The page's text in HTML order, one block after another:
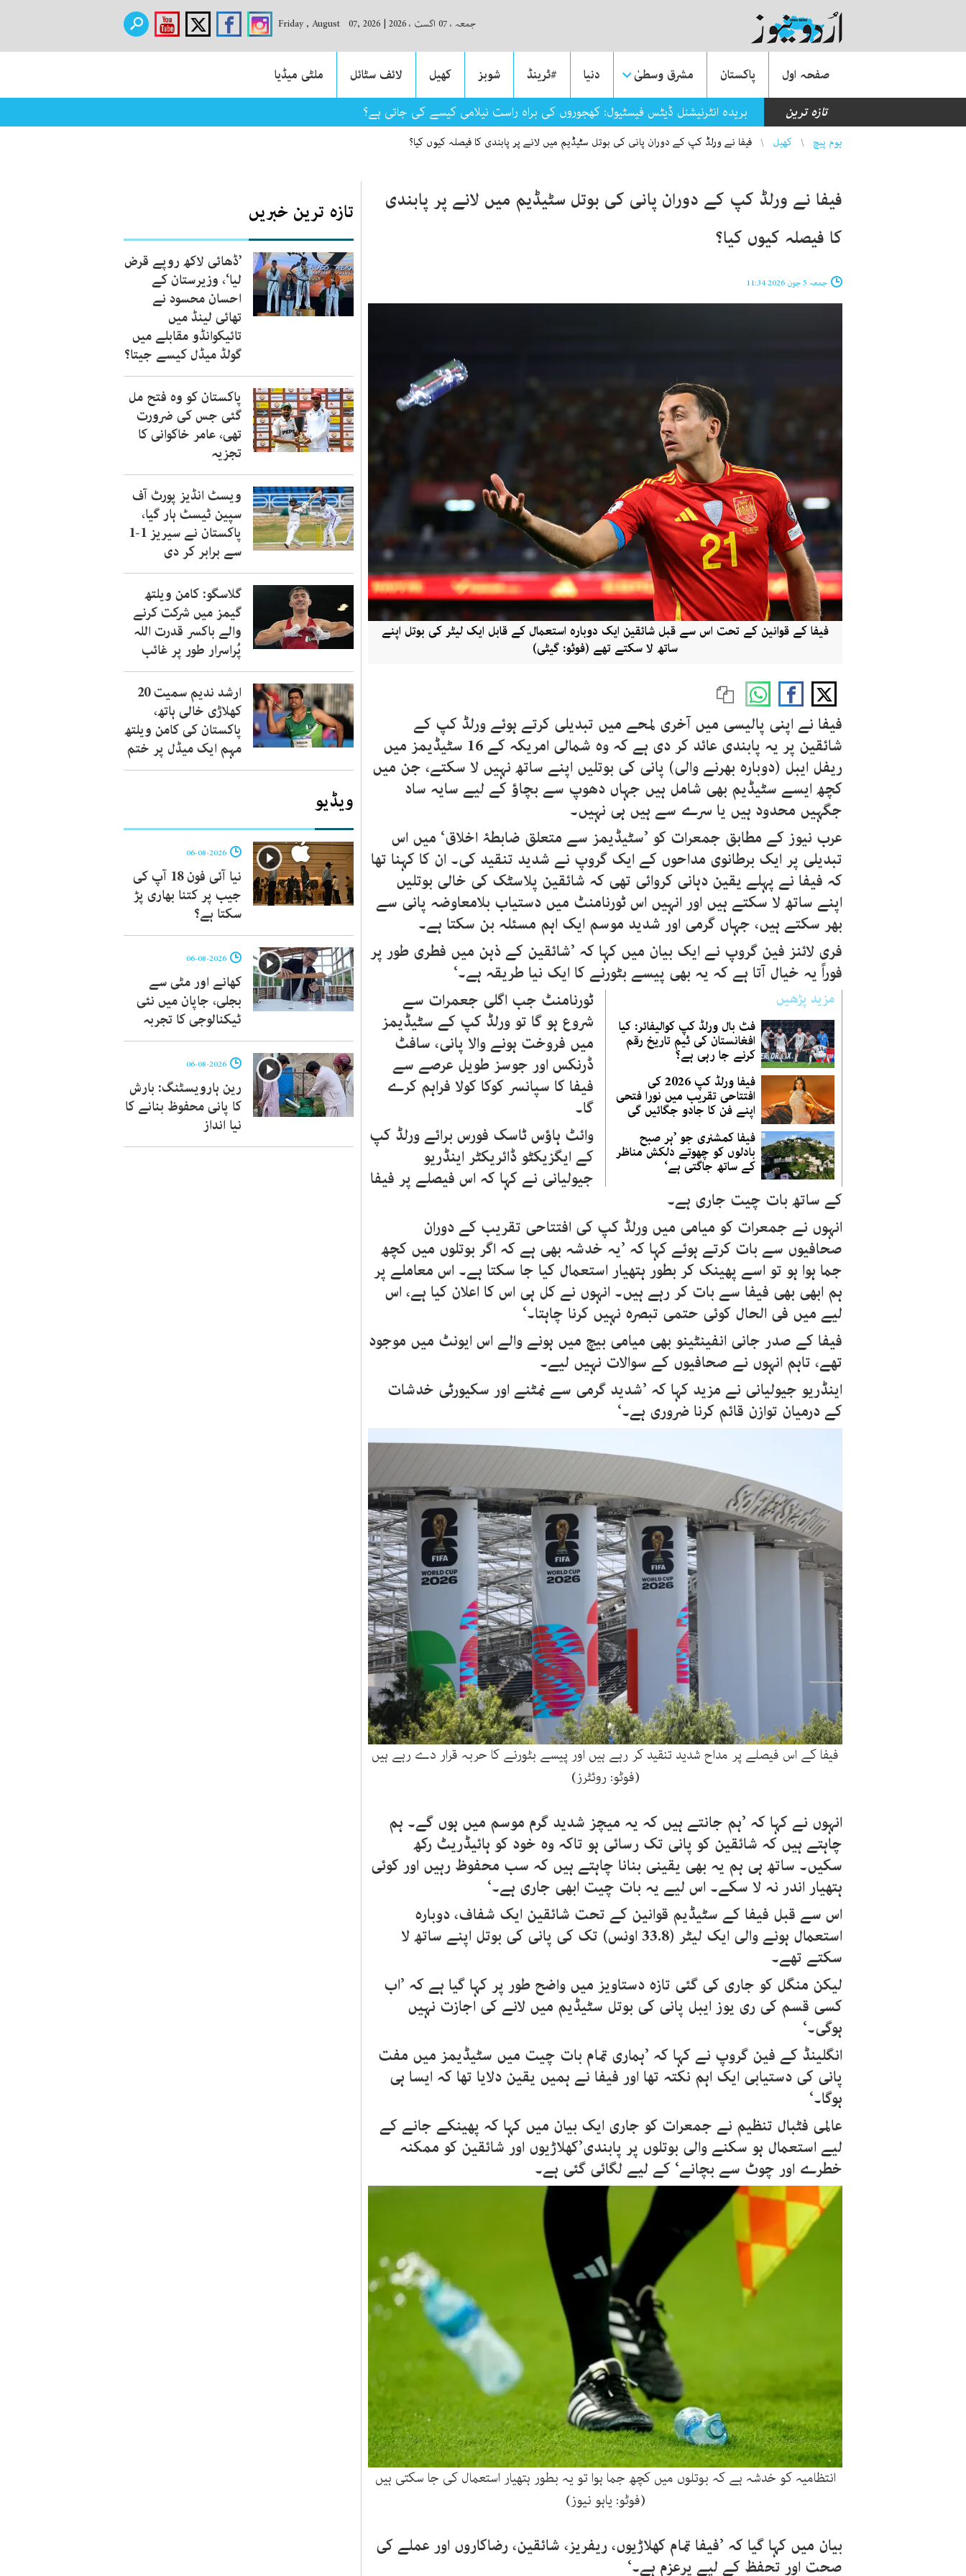
جمعہ ، 07 اگست ، 2026 |
Friday , August 07, 2026
صفحہ اول پاکستان مشرق وسطیٰ دنیا #ٹرینڈ شوبز کھیل لائف سٹائل
ملٹی میڈیا
تازہ ترین
بریدہ انٹرنیشنل ڈیٹس فیسٹیول: کھجوروں کی براہ راست نیلامی کیسے کی جاتی ہے؟
You are here
ہوم پیچ کھیل فیفا نے ورلڈ کپ کے دوران پانی کی بوتل سٹیڈیم میں لانے پر پابندی کا فیصلہ کیوں کیا؟
فیفا نے ورلڈ کپ کے دوران پانی کی بوتل سٹیڈیم میں لانے پر پابندی
کا فیصلہ کیوں کیا؟
جمعہ 5 جون 2026 11:34
فیفا کے قوانین کے تحت اس سے قبل شائقین ایک دوبارہ استعمال کے قابل ایک لیٹر کی بوتل اپنے
ساتھ لا سکتے تھے (فوٹو: گیٹی)
فیفا نے اپنی پالیسی میں آخری لمحے میں تبدیلی کرتے ہوئے ورلڈ کپ کے
شائقین پر یہ پابندی عائد کر دی ہے کہ وہ شمالی امریکہ کے 16 سٹیڈیمز میں
ریفل ایبل (دوبارہ بھرنے والی) پانی کی بوتلیں اپنے ساتھ نہیں لا سکتے، جن میں
کچھ ایسے سٹیڈیم بھی شامل ہیں جہاں دھوپ سے بچاؤ کے لیے سایہ ساد
جگہیں محدود ہیں یا سرے سے ہیں ہی نہیں۔
عرب نیوز کے مطابق جمعرات کو ’سٹیڈیمز سے متعلق ضابطۂ اخلاق‘ میں اس
تبدیلی پر ایک برطانوی مداحوں کے ایک گروپ نے شدید تنقید کی۔ ان کا کہنا تھا
کہ فیفا نے پہلے یقین دہانی کروائی تھی کہ شائقین پلاسٹک کی خالی بوتلیں
اپنے ساتھ لا سکتے ہیں اور انہیں اس ٹورنامنٹ میں دستیاب بلامعاوضہ پانی سے
بھر سکتے ہیں، جہاں گرمی اور شدید موسم ایک اہم مسئلہ بن سکتا ہے۔
فری لائنز فین گروپ نے ایک بیان میں کہا کہ ’شائقین کے ذہن میں فطری طور پر
فوراً یہ خیال آتا ہے کہ یہ بھی پیسے بٹورنے کا ایک نیا طریقہ ہے۔‘
مزید پڑھیں
فٹ بال ورلڈ کپ کوالیفائر: کیا
افغانستان کی ٹیم تاریخ رقم
کرنے جا رہی ہے؟
فیفا ورلڈ کپ 2026 کی
افتتاحی تقریب میں نورا فتحی
اپنے فن کا جادو جگائیں گی
فیفا کمشنری جو ’ہر صبح
بادلوں کو چھوتے دلکش مناظر
کے ساتھ جاگتی ہے‘
ٹورنامنٹ جب اگلی جعمرات سے
شروع ہو گا تو ورلڈ کپ کے سٹیڈیمز
میں فروخت ہونے والا پانی، سافٹ
ڈرنکس اور جوسز طویل عرصے سے
فیفا کا سپانسر کوکا کولا فراہم کرے
گا۔
وائٹ ہاؤس ٹاسک فورس برائے ورلڈ کپ
کے ایگزیکٹو ڈائریکٹر اینڈریو
جیولیانی نے کہا کہ اس فیصلے پر فیفا
کے ساتھ بات چیت جاری ہے۔
انہوں نے جمعرات کو میامی میں ورلڈ کپ کی افتتاحی تقریب کے دوران
صحافیوں سے بات کرتے ہوئے کہا کہ ’یہ خدشہ بھی ہے کہ اگر بوتلوں میں کچھ
جما ہوا ہو تو اسے پھینک کر بطور ہتھیار استعمال کیا جا سکتا ہے۔ اس معاملے پر
ہم ابھی بھی فیفا سے بات کر رہے ہیں۔ انہوں نے کل ہی اس کا اعلان کیا ہے، اس
لیے میں فی الحال کوئی حتمی تبصرہ نہیں کرنا چاہتا۔‘
فیفا کے صدر جانی انفینٹینو بھی میامی بیچ میں ہونے والے اس ایونٹ میں موجود
تھے، تاہم انہوں نے صحافیوں کے سوالات نہیں لیے۔
اینڈریو جیولیانی نے مزید کہا کہ ’شدید گرمی سے نمٹنے اور سکیورٹی خدشات
کے درمیان توازن قائم کرنا ضروری ہے۔‘
فیفا کے اس فیصلے پر مداح شدید تنقید کر رہے ہیں اور پیسے بٹورنے کا حربہ قرار دے رہے ہیں
(فوٹو: روئٹرز)
انہوں نے کہا کہ ’ہم جانتے ہیں کہ یہ میچز شدید گرم موسم میں ہوں گے۔ ہم
چاہتے ہیں کہ شائقین کو پانی تک رسائی ہو تاکہ وہ خود کو ہائیڈریٹ رکھ
سکیں۔ ساتھ ہی ہم یہ بھی یقینی بنانا چاہتے ہیں کہ سب محفوظ رہیں اور کوئی
ہتھیار اندر نہ لا سکے۔ اس لیے یہ بات چیت ابھی جاری ہے۔‘
اس سے قبل فیفا کے سٹیڈیم قوانین کے تحت شائقین ایک شفاف، دوبارہ
استعمال ہونے والی ایک لیٹر (33.8 اونس) تک کی پانی کی بوتل اپنے ساتھ لا
سکتے تھے۔
لیکن منگل کو جاری کی گئی تازہ دستاویز میں واضح طور پر کہا گیا ہے کہ ’اب
کسی قسم کی ری یوز ایبل پانی کی بوتل سٹیڈیم میں لانے کی اجازت نہیں
ہوگی۔‘
انگلینڈ کے فین گروپ نے کہا کہ ’ہماری تمام بات چیت میں سٹیڈیمز میں مفت
پانی کی دستیابی ایک اہم نکتہ تھا اور فیفا نے ہمیں یقین دلایا تھا کہ ایسا ہی
ہوگا۔‘
عالمی فٹبال تنظیم نے جمعرات کو جاری ایک بیان میں کہا کہ پھینکے جانے کے
لیے استعمال ہو سکنے والی بوتلوں پر پابندی’کھلاڑیوں اور شائقین کو ممکنہ
خطرے اور چوٹ سے بچانے‘ کے لیے لگائی گئی ہے۔
انتظامیہ کو خدشہ ہے کہ بوتلوں میں کچھ جما ہوا تو یہ بطور ہتھیار استعمال کی جا سکتی ہیں
(فوٹو: یاہو نیوز)
بیان میں کہا گیا کہ ’فیفا تمام کھلاڑیوں، ریفریز، شائقین، رضاکاروں اور عملے کی
صحت اور تحفظ کے لیے پرعزم ہے۔‘
تازہ ترین خبریں
’ڈھائی لاکھ روپے قرض
لیا‘، وزیرستان کے
احسان محسود نے
تھائی لینڈ میں
تائیکوانڈو مقابلے میں
گولڈ میڈل کیسے جیتا؟
پاکستان کو وہ فتح مل
گئی جس کی ضرورت
تھی، عامر خاکوانی کا
تجزیہ
ویسٹ انڈیز پورٹ آف
سپین ٹیسٹ ہار گیا،
پاکستان نے سیریز 1-1
سے برابر کر دی
گلاسگو: کامن ویلتھ
گیمز میں شرکت کرنے
والے باکسر قدرت اللہ
پُراسرار طور پر غائب
ارشد ندیم سمیت 20
کھلاڑی خالی ہاتھ،
پاکستان کی کامن ویلتھ
مہم ایک میڈل پر ختم
ویڈیو
نیا آئی فون 18 آپ کی
جیب پر کتنا بھاری پڑ
سکتا ہے؟
کھانے اور مٹی سے
بجلی، جاپان میں نئی
ٹیکنالوجی کا تجربہ
رین ہارویسٹنگ: بارش
کا پانی محفوظ بنانے کا
نیا انداز